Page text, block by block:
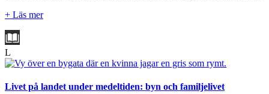
+ Läs mer
L
Livet på landet under medeltiden: byn och familjelivet